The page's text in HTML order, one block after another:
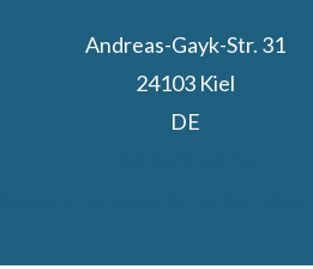
Andreas-Gayk-Str. 31
24103 Kiel
DE